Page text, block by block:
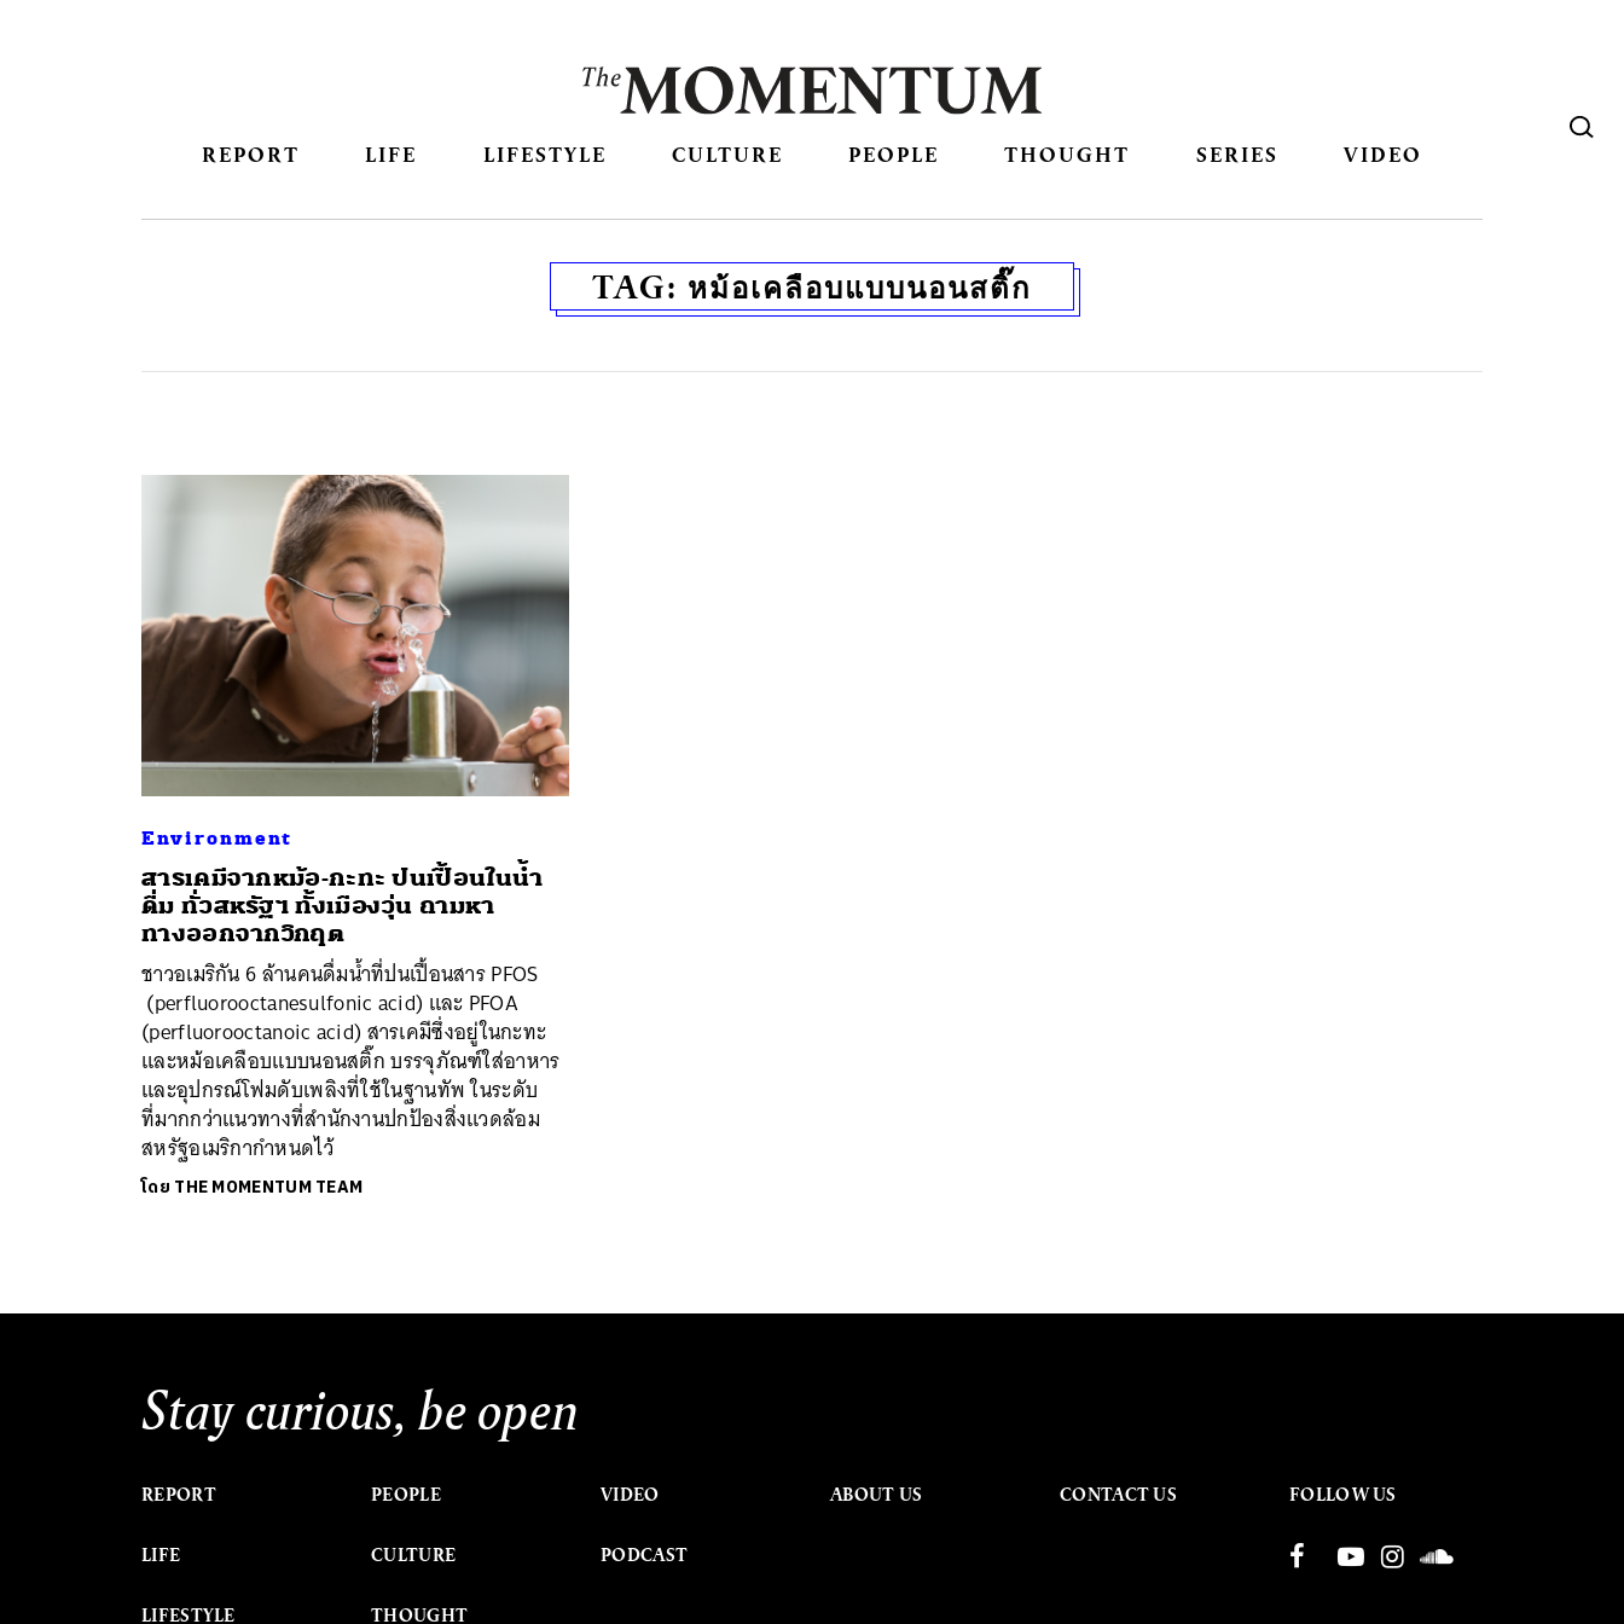
REPORT LIFE LIFESTYLE CULTURE PEOPLE THOUGHT SERIES VIDEO
TAG: หม้อเคลือบแบบนอนสติ๊ก
Environment
สารเคมีจากหม้อ-กะทะ ปนเปื้อนในน้ำ
ดื่ม ทั่วสหรัฐฯ ทั้งเมืองวุ่น ถามหา
ทางออกจากวิกฤต
ชาวอเมริกัน 6 ล้านคนดื่มน้ำที่ปนเปื้อนสาร PFOS
(perfluorooctanesulfonic acid) และ PFOA
(perfluorooctanoic acid) สารเคมีซึ่งอยู่ในกะทะ
และหม้อเคลือบแบบนอนสติ๊ก บรรจุภัณฑ์ใส่อาหาร
และอุปกรณ์โฟมดับเพลิงที่ใช้ในฐานทัพ ในระดับ
ที่มากกว่าแนวทางที่สำนักงานปกป้องสิ่งแวดล้อม
สหรัฐอเมริกากำหนดไว้
โดย THE MOMENTUM TEAM
Stay curious, be open
REPORT
LIFE
LIFESTYLE
PEOPLE
CULTURE
THOUGHT
VIDEO
PODCAST
ABOUT US CONTACT US FOLLOW US